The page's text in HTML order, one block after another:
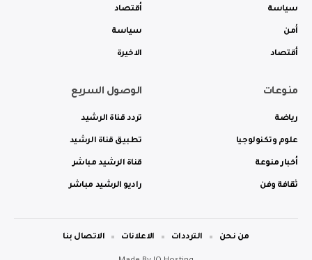
سياسة
أمن
أقتصاد
أقتصاد
سياسة
الاخيرة
منوعات
رياضة
علوم وتكنولوجيا
أخبار منوعة
ثقافة وفن
الوصول السريع
تردد قناة الرشيد
تطبيق قناة الرشيد
قناة الرشيد مباشر
راديو الرشيد مباشر
من نحن الترددات الاعلانات الاتصال بنا